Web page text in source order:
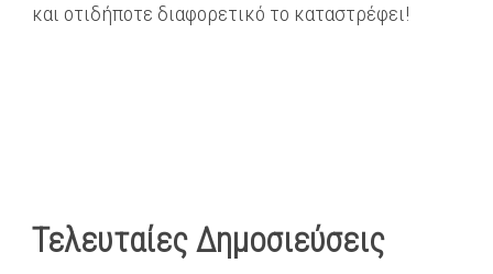
και οτιδήποτε διαφορετικό το καταστρέφει!
Τελευταίες Δημοσιεύσεις